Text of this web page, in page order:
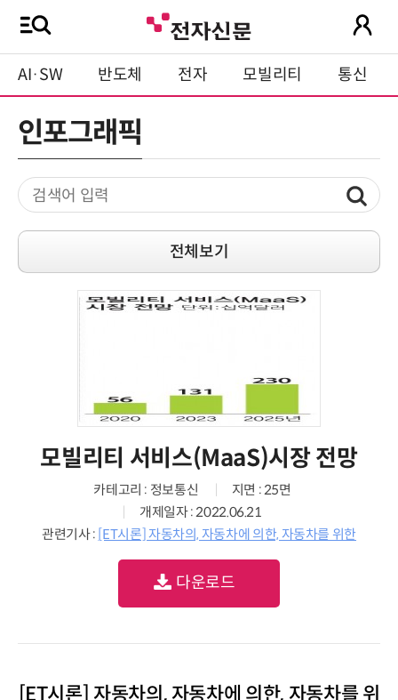
AI·SW 반도체 전자 모빌리티 통신
인포그래픽
전체보기
모빌리티 서비스(MaaS)시장 전망
카테고리 : 정보통신
지면 : 25면
개제일자 : 2022.06.21
관련기사 : [ET시론] 자동차의, 자동차에 의한, 자동차를 위한
다운로드
[ET시론] 자동차의, 자동차에 의한, 자동차를 위